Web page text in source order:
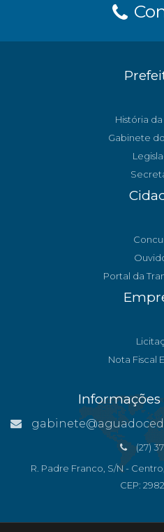
História
Gabinete
Portal da
Nota Fiscal
(27)
R. Padre Franco, S/N -
CEP: